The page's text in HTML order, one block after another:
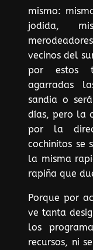
mismo:
jodida,
vecinos del
por estos
agarradas
sandia o
días, pero la
por la
cochinitos se
la misma
rapiña que
Porque por
ve tanta
los
recursos, ni